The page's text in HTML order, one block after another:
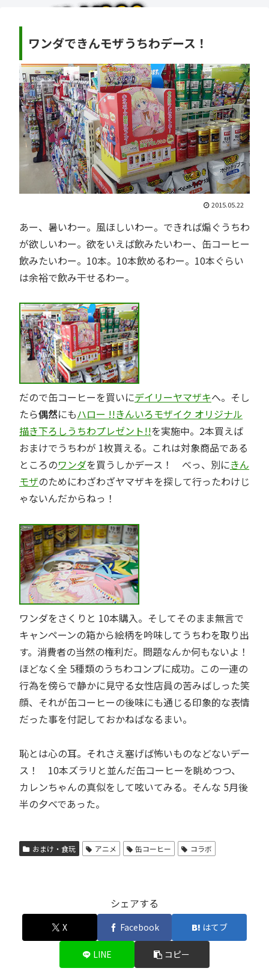
ワンダできんモザうちわデース！
2015.05.22
あー、暑いわー。風ほしいわー。できれば煽ぐうちわ
が欲しいわー。欲をいえば飲みたいわー、缶コーヒー
飲みたいわー。10本。10本飲めるわー。10本ぐらい
は余裕で飲み干せるわー。
だので缶コーヒーを買いにデイリーヤマザキへ。そし
たら偶然にもハロー !!きんいろモザイク オリジナル
描き下ろしうちわプレゼント!!を実施中。2本買えば
おまけでうちわが 1枚貰える。これは対象商品である
ところのワンダを買うしかデース！ べっ、別にきん
モザのためにわざわざヤマザキを探して行ったわけじ
ゃないんだからねっ！
ワンダをさくりと 10本購入。そしてそのまま無言で
キャンペーンの箱から絵柄を吟味してうちわを取り出
す。消費者の当然の権利だ。問題なんか何もないよ！
ほどなく全 5種類のうちわコンプに成功。この一連の
行為を傍らで静かに見守る女性店員の苦みばしった笑
顔、それが缶コーヒーの後味にも通じる印象的な表情
だった事を付記しておかねばなるまい。
恥とは心の耳。それさえ塞げば怖いものなどないデー
ス！ 10本ズラリと並んだ缶コーヒーを眺めつつ、
カレンちゃんの真似をして呟いてみる。そんな 5月後
半の夕べであった。
おまけ・食玩 アニメ 缶コーヒー コラボ
シェアする
X Facebook はてブ
LINE コピー